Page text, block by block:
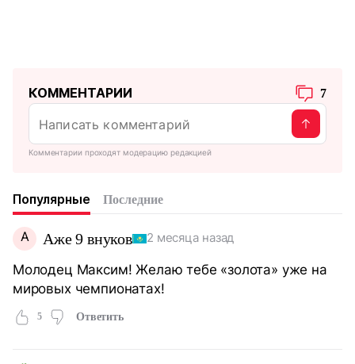
КОММЕНТАРИИ 7
Комментарии проходят модерацию редакцией
Популярные Последние
А Аже 9 внуков 2 месяца назад
Молодец Максим! Желаю тебе «золота» уже на
мировых чемпионатах!
5 Ответить